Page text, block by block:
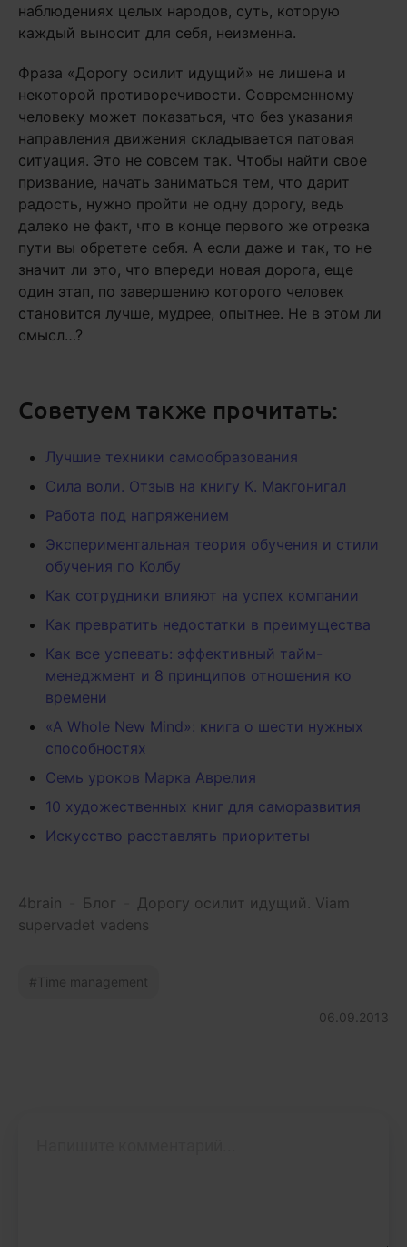
наблюдениях целых народов, суть, которую
каждый выносит для себя, неизменна.
Фраза «Дорогу осилит идущий» не лишена и
некоторой противоречивости. Современному
человеку может показаться, что без указания
направления движения складывается патовая
ситуация. Это не совсем так. Чтобы найти свое
призвание, начать заниматься тем, что дарит
радость, нужно пройти не одну дорогу, ведь
далеко не факт, что в конце первого же отрезка
пути вы обретете себя. А если даже и так, то не
значит ли это, что впереди новая дорога, еще
один этап, по завершению которого человек
становится лучше, мудрее, опытнее. Не в этом ли
смысл…?
Советуем также прочитать:
Лучшие техники самообразования
Сила воли. Отзыв на книгу К. Макгонигал
Работа под напряжением
Экспериментальная теория обучения и стили
обучения по Колбу
Как сотрудники влияют на успех компании
Как превратить недостатки в преимущества
Как все успевать: эффективный тайм-
менеджмент и 8 принципов отношения ко
времени
«A Whole New Mind»: книга о шести нужных
способностях
Семь уроков Марка Аврелия
10 художественных книг для саморазвития
Искусство расставлять приоритеты
4brain Блог
Дорогу осилит идущий. Viam
supervadet vadens
Time management
06.09.2013